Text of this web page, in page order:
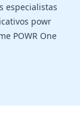
especialistas
powr
POWR One